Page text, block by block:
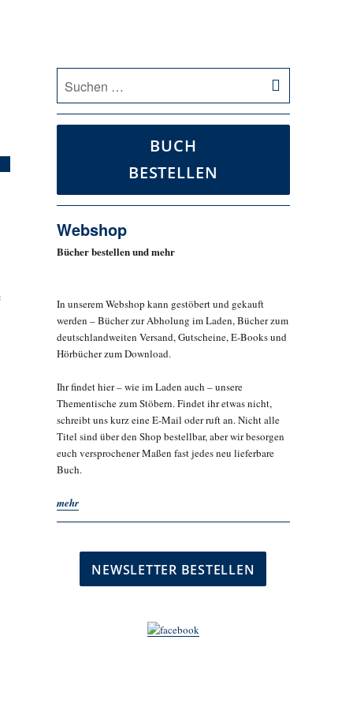
nach:
BUCH
BESTELLEN
Webshop
Bücher bestellen und mehr
In unserem Webshop kann gestöbert und gekauft
werden – Bücher zur Abholung im Laden, Bücher zum
deutschlandweiten Versand, Gutscheine, E-Books und
Hörbücher zum Download.
Ihr findet hier – wie im Laden auch – unsere
Thementische zum Stöbern. Findet ihr etwas nicht,
schreibt uns kurz eine E-Mail oder ruft an. Nicht alle
Titel sind über den Shop bestellbar, aber wir besorgen
euch versprochener Maßen fast jedes neu lieferbare
Buch.
mehr